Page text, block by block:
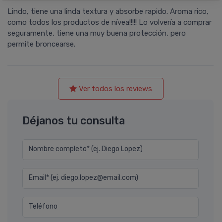
Lindo, tiene una linda textura y absorbe rapido. Aroma rico,
como todos los productos de ní­vea!!!!! Lo volverí­a a comprar
seguramente, tiene una muy buena protección, pero
permite broncearse.
Ver todos los reviews
Déjanos tu consulta
Nombre completo* (ej. Diego Lopez)
Email* (ej. diego.lopez@email.com)
Teléfono